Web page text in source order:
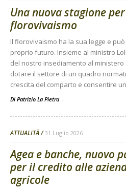
Una nuova stagione
florovivaismo
Il florovivaismo ha la sua legge e
proprio futuro. Insieme al ministro
del nostro insediamento al
dotare il settore di un quadro
crescita del comparto e consentire
Di Patrizio La Pietra -
ATTUALITÀ 31 Luglio 2026
Agea e banche, nuovo
per il credito alle
agricole